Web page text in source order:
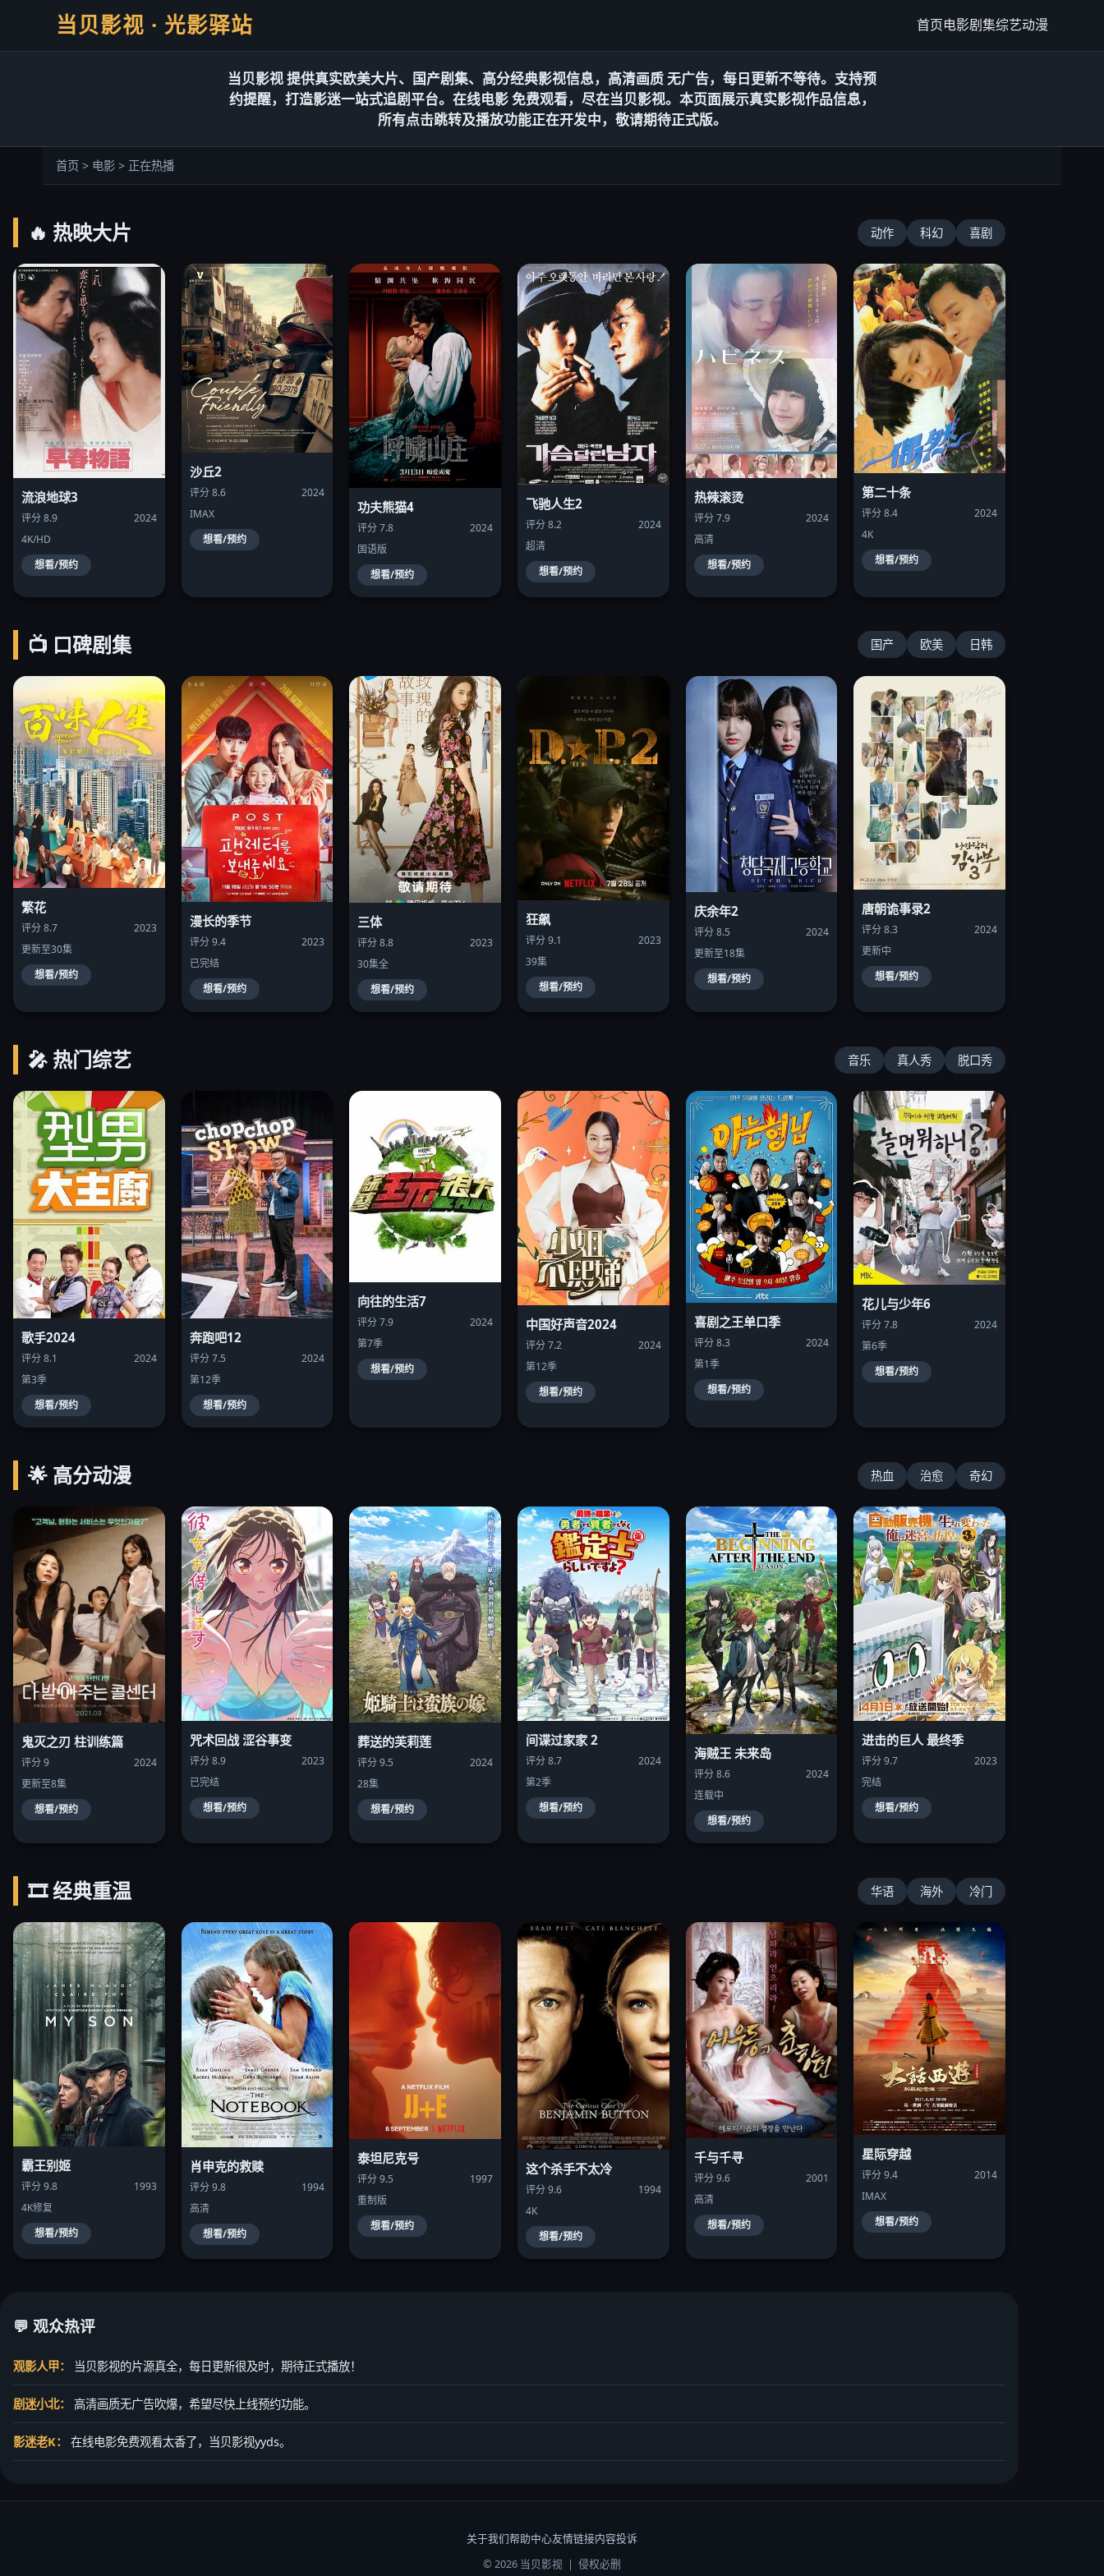
当贝影视 · 光影驿站 首页电影剧集综艺动漫
当贝影视 提供真实欧美大片、国产剧集、高分经典影视信息， 高清画质无广告， 每日更新不等待。支持预
约提醒，打造影迷一站式追剧平台。 在线电影免费观看，尽在当贝影视。本页面展示真实影视作品信息，
所有点击跳转及播放功能正在开发中，敬请期待正式版。
首页 > 电影 > 正在热播
🔥 热映大片 动作 科幻 喜剧
流浪地球3
评分 8.9
2024
4K/HD
想看/预约
沙丘2
评分 8.6
2024
IMAX
想看/预约
功夫熊猫4
评分 7.8
2024
国语版
想看/预约
飞驰人生2
评分 8.2
2024
超清
想看/预约
热辣滚烫
评分 7.9
2024
高清
想看/预约
第二十条
评分 8.4
2024
4K
想看/预约
📺 口碑剧集 国产 欧美 日韩
繁花
评分 8.7
2023
更新至30集
想看/预约
漫长的季节
评分 9.4
2023
已完结
想看/预约
三体
评分 8.8
2023
30集全
想看/预约
狂飙
评分 9.1
2023
39集
想看/预约
庆余年2
评分 8.5
2024
更新至18集
想看/预约
唐朝诡事录2
评分 8.3
2024
更新中
想看/预约
🎤 热门综艺 音乐 真人秀 脱口秀
歌手2024
评分 8.1
2024
第3季
想看/预约
奔跑吧12
评分 7.5
2024
第12季
想看/预约
向往的生活7
评分 7.9
2024
第7季
想看/预约
中国好声音2024
评分 7.2
2024
第12季
想看/预约
喜剧之王单口季
评分 8.3
2024
第1季
想看/预约
花儿与少年6
评分 7.8
2024
第6季
想看/预约
🌟 高分动漫 热血 治愈 奇幻
鬼灭之刃 柱训练篇
评分 9
2024
更新至8集
想看/预约
咒术回战 涩谷事变
评分 8.9
2023
已完结
想看/预约
葬送的芙莉莲
评分 9.5
2024
28集
想看/预约
间谍过家家 2
评分 8.7
2024
第2季
想看/预约
海贼王 未来岛
评分 8.6
2024
连载中
想看/预约
进击的巨人 最终季
评分 9.7
2023
完结
想看/预约
🎞️ 经典重温 华语 海外 冷门
霸王别姬
评分 9.8
1993
4K修复
想看/预约
肖申克的救赎
评分 9.8
1994
高清
想看/预约
泰坦尼克号
评分 9.5
1997
重制版
想看/预约
这个杀手不太冷
评分 9.6
1994
4K
想看/预约
千与千寻
评分 9.6
2001
高清
想看/预约
星际穿越
评分 9.4
2014
IMAX
想看/预约
💬 观众热评
观影人甲： 当贝影视的片源真全，每日更新很及时，期待正式播放！
剧迷小北： 高清画质无广告吹爆，希望尽快上线预约功能。
影迷老K： 在线电影免费观看太香了，当贝影视yyds。
关于我们帮助中心友情链接内容投诉
© 2026 当贝影视 | 侵权必删